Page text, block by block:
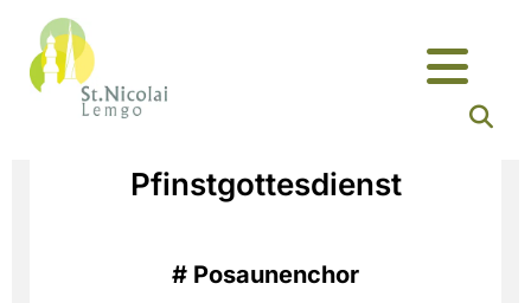
Pfinstgottesdienst
# Posaunenchor